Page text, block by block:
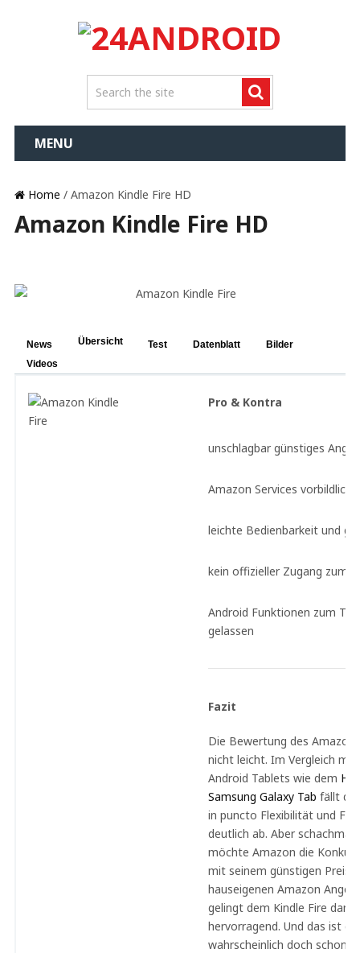
MENU
Home / Amazon Kindle Fire HD
Amazon Kindle Fire HD
News Übersicht Test Datenblatt
Bilder
Videos
Pro & Kontra
unschlagbar günstiges
Amazon Services vorbildlich
leichte Bedienbarkeit und
kein offizieller Zugang zum
Android Funktionen zum
gelassen
Fazit
Die Bewertung des Amazon
nicht leicht. Im Vergleich mit
Android Tablets wie dem
Samsung Galaxy Tab fällt
in puncto Flexibilität und
deutlich ab. Aber
möchte Amazon die
mit seinem günstigen Preis
hauseigenen Amazon
gelingt dem Kindle Fire dann
hervorragend. Und das ist
wahrscheinlich doch schon